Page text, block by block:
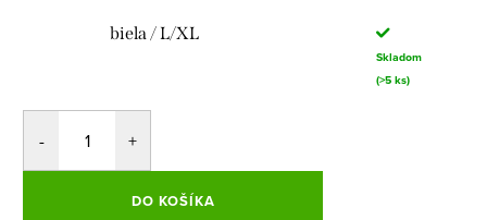
biela / L/XL
Skladom
(>5 ks)
DO KOŠÍKA